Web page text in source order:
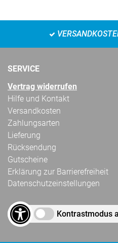
SERVICE
Vertrag widerrufen
Hilfe und Kontakt
Versandkosten
Zahlungsarten
Lieferung
Rücksendung
Gutscheine
Erklärung zur Barrierefreiheit
Datenschutzeinstellungen
Kontrastmodus